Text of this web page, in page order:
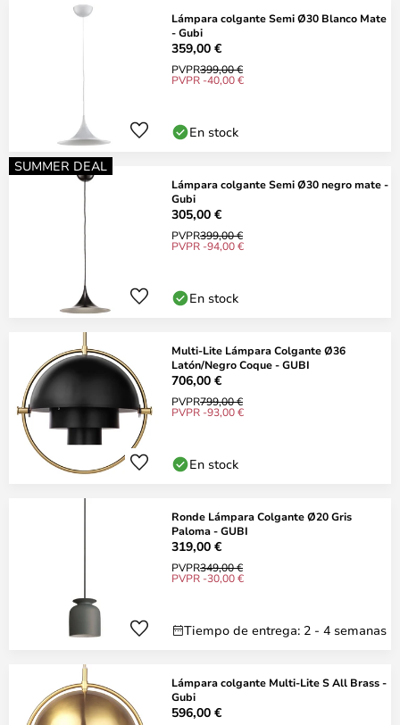
Lámpara colgante Semi Ø30 Blanco Mate
- Gubi
359,00 €
PVPR399,00 €
PVPR -40,00 €
En stock
SUMMER DEAL
Lámpara colgante Semi Ø30 negro mate -
Gubi
305,00 €
PVPR399,00 €
PVPR -94,00 €
En stock
Multi-Lite Lámpara Colgante Ø36
Latón/Negro Coque - GUBI
706,00 €
PVPR799,00 €
PVPR -93,00 €
En stock
Ronde Lámpara Colgante Ø20 Gris
Paloma - GUBI
319,00 €
PVPR349,00 €
PVPR -30,00 €
Tiempo de entrega: 2 - 4 semanas
Lámpara colgante Multi-Lite S All Brass -
Gubi
596,00 €